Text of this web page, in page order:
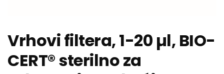
Vrhovi filtera, 1-20 µl, BIO-
CERT® sterilno za